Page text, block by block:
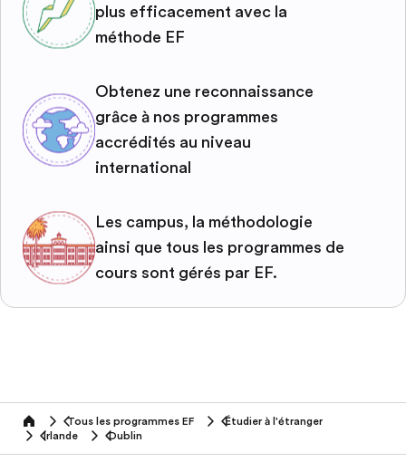
plus efficacement avec la
méthode EF
Obtenez une reconnaissance
grâce à nos programmes
accrédités au niveau
international
Les campus, la méthodologie
ainsi que tous les programmes de
cours sont gérés par EF.
home Tous les programmes EF
Étudier à l'étranger
Irlande
Dublin